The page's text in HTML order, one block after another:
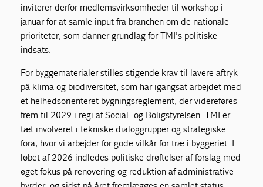
inviterer derfor medlemsvirksomheder til workshop i
januar for at samle input fra branchen om de nationale
prioriteter, som danner grundlag for TMI’s politiske
indsats.
For byggematerialer stilles stigende krav til lavere aftryk
på klima og biodiversitet, som har igangsat arbejdet med
et helhedsorienteret bygningsreglement, der videreføres
frem til 2029 i regi af Social- og Boligstyrelsen. TMI er
tæt involveret i tekniske dialoggrupper og strategiske
fora, hvor vi arbejder for gode vilkår for træ i byggeriet. I
løbet af 2026 indledes politiske drøftelser af forslag med
øget fokus på renovering og reduktion af administrative